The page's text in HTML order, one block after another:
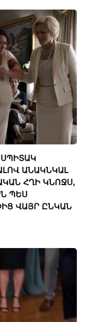
ՍՊԻՏԱԿ
ԱՆԱԿՆԿԱԼ
ՀՂԻ ԿՆՈՋՍ,
ՊԵՍ
ՎԱՅՐ ԸՆԿԱՆ